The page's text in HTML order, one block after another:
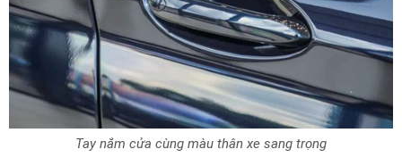
Tay nắm cửa cùng màu thân xe sang trọng